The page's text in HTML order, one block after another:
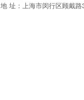
地 址：上海市闵行区顾戴